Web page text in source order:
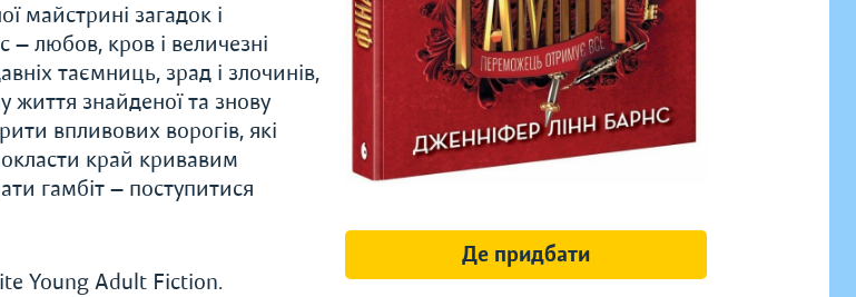
майстрині загадок і
любов, кров і величезні
таємниць, зрад і злочинів,
життя знайденої та знову
впливових ворогів, які
край кривавим
гамбіт — поступитися
Young Adult Fiction.
Де придбати